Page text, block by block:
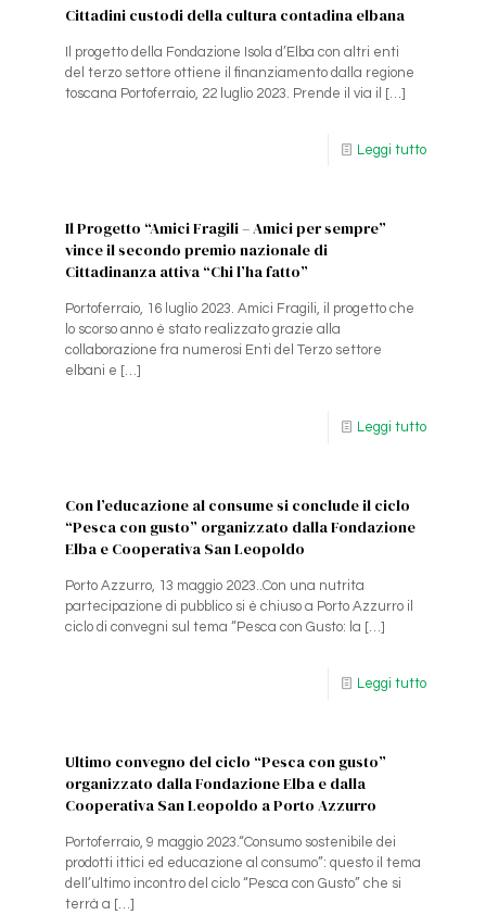
Cittadini custodi della cultura contadina elbana
Il progetto della Fondazione Isola d’Elba con altri enti
del terzo settore ottiene il finanziamento dalla regione
toscana Portoferraio, 22 luglio 2023. Prende il via il […]
Leggi tutto
Il Progetto “Amici Fragili – Amici per sempre”
vince il secondo premio nazionale di
Cittadinanza attiva “Chi l’ha fatto”
Portoferraio, 16 luglio 2023. Amici Fragili, il progetto che
lo scorso anno è stato realizzato grazie alla
collaborazione fra numerosi Enti del Terzo settore
elbani e […]
Leggi tutto
Con l’educazione al consume si conclude il ciclo
“Pesca con gusto” organizzato dalla Fondazione
Elba e Cooperativa San Leopoldo
Porto Azzurro, 13 maggio 2023..Con una nutrita
partecipazione di pubblico si è chiuso a Porto Azzurro il
ciclo di convegni sul tema “Pesca con Gusto: la […]
Leggi tutto
Ultimo convegno del ciclo “Pesca con gusto”
organizzato dalla Fondazione Elba e dalla
Cooperativa San Leopoldo a Porto Azzurro
Portoferraio, 9 maggio 2023.“Consumo sostenibile dei
prodotti ittici ed educazione al consumo”: questo il tema
dell’ultimo incontro del ciclo “Pesca con Gusto” che si
terrà a […]